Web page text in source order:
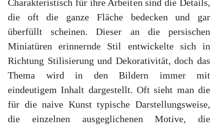
Charakteristisch für ihre Arbeiten sind die Details,
die oft die ganze Fläche bedecken und gar
überfüllt scheinen. Dieser an die persischen
Miniatüren erinnernde Stil entwickelte sich in
Richtung Stilisierung und Dekorativität, doch das
Thema wird in den Bildern immer mit
eindeutigem Inhalt dargestellt. Oft sieht man die
für die naive Kunst typische Darstellungsweise,
die einzelnen ausgeglichenen Motive, die